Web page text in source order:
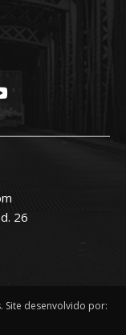
26
Site desenvolvido por: